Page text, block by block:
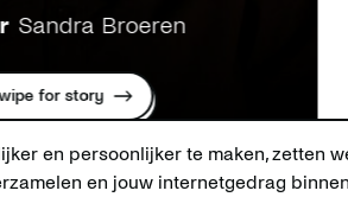
Sandra Broeren
for story
en persoonlijker te maken, zetten
en jouw internetgedrag